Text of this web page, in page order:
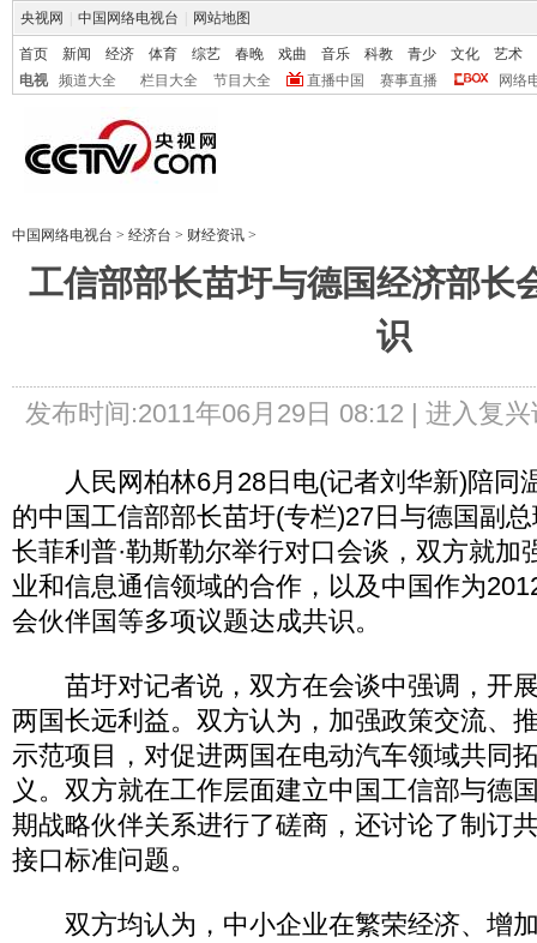
央视网 中国网络电视台 网站地图
首页 新闻 经济 体育 综艺 春晚 戏曲 音乐 科教 青少 文化
艺术
电视
频道大全 栏目大全 节目大全 直播中国 赛事直播 网络
中国网络电视台 > 经济台 > 财经资讯 >
工信部部长苗圩与德国经济部长
识
发布时间:2011年06月29日 08:12 | 进入复兴
人民网柏林6月28日电(记者刘华新)陪同
的中国工信部部长苗圩(专栏)27日与德国副
长菲利普·勒斯勒尔举行对口会谈，双方就加
业和信息通信领域的合作，以及中国作为
会伙伴国等多项议题达成共识。
苗圩对记者说，双方在会谈中强调，开
两国长远利益。双方认为，加强政策交流、
示范项目，对促进两国在电动汽车领域共同
义。双方就在工作层面建立中国工信部与德
期战略伙伴关系进行了磋商，还讨论了制订
接口标准问题。
双方均认为，中小企业在繁荣经济、增